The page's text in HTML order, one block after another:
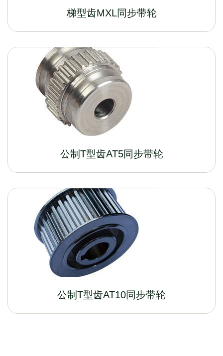
梯型齿MXL同步带轮
公制T型齿AT5同步带轮
公制T型齿AT10同步带轮